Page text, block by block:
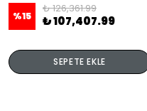
%15
₺ 126,361.99
₺ 107,407.99
SEPETE EKLE